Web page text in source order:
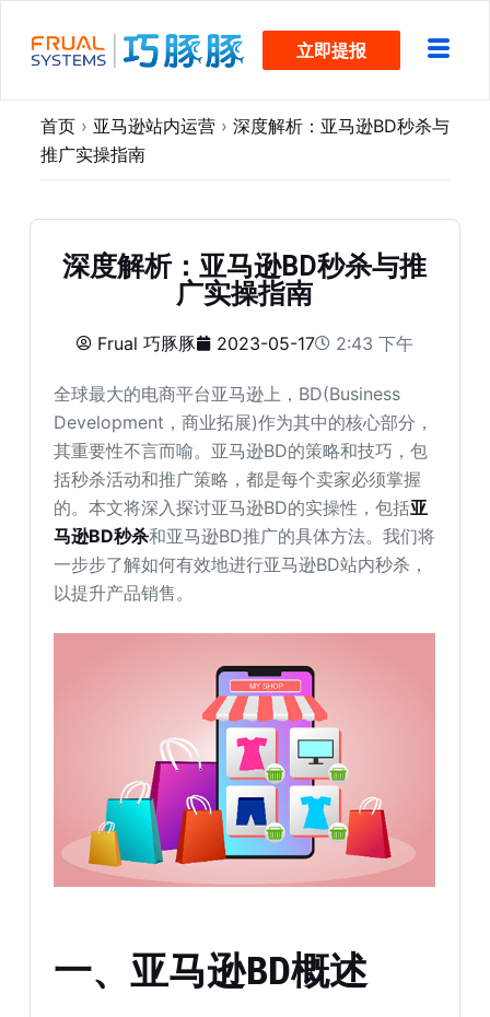
过
立即提报
首页 › 亚马逊站内运营 › 深度解析：亚马逊BD秒杀与
推广实操指南
深度解析：亚马逊BD秒杀与推
广实操指南
Frual 巧豚豚 2023-05-17 2:43 下午
全球最大的电商平台亚马逊上，BD(Business
Development，商业拓展)作为其中的核心部分，
其重要性不言而喻。亚马逊BD的策略和技巧，包
括秒杀活动和推广策略，都是每个卖家必须掌握
的。本文将深入探讨亚马逊BD的实操性，包括亚
马逊BD秒杀和亚马逊BD推广的具体方法。我们将
一步步了解如何有效地进行亚马逊BD站内秒杀，
以提升产品销售。
一、亚马逊BD概述